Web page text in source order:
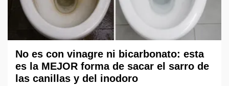
No es con vinagre ni bicarbonato: esta
es la MEJOR forma de sacar el sarro de
las canillas y del inodoro